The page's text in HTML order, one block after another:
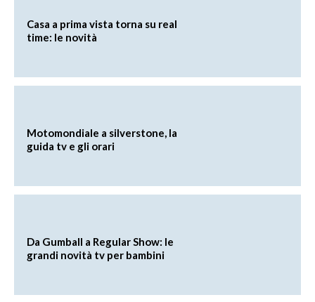
Casa a prima vista torna su real
time: le novità
Motomondiale a silverstone, la
guida tv e gli orari
Da Gumball a Regular Show: le
grandi novità tv per bambini